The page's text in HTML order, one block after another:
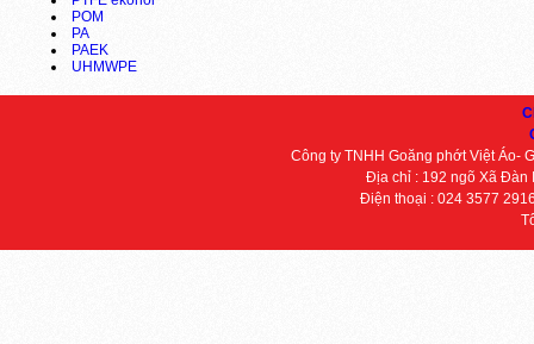
POM
PA
PAEK
UHMWPE
Công ty TNHH Goăng phớt Việt Áo-
Địa chỉ : 192 ngõ Xã Đàn
Điện thoại : 024 3577